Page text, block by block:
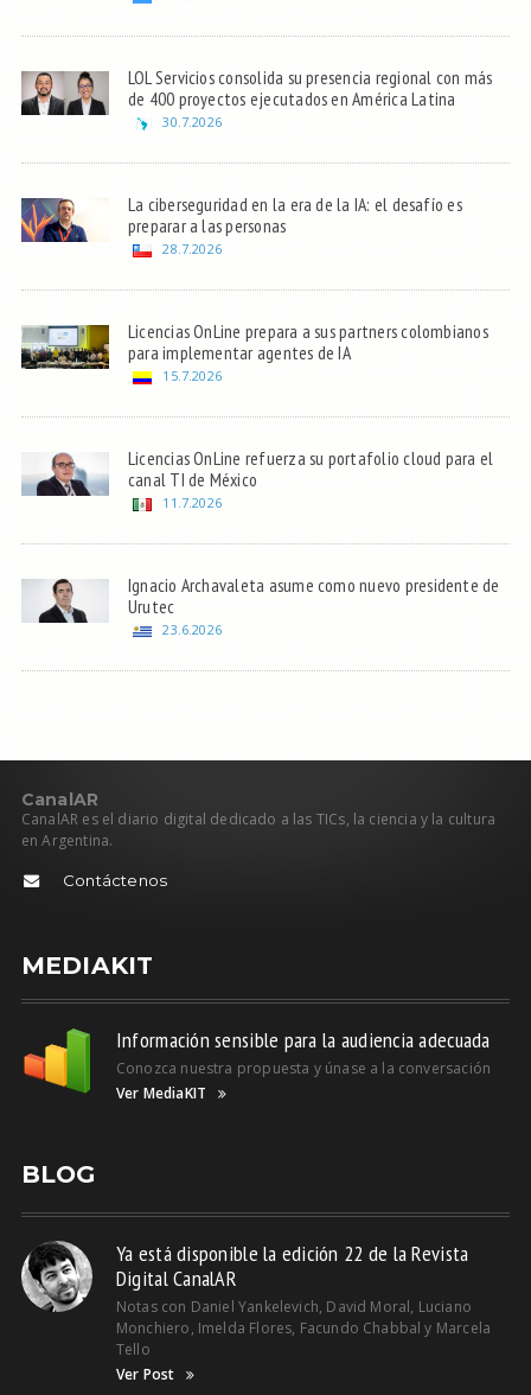
LOL Servicios consolida su presencia regional con más
de 400 proyectos ejecutados en América Latina
30.7.2026
La ciberseguridad en la era de la IA: el desafío es
preparar a las personas
28.7.2026
Licencias OnLine prepara a sus partners colombianos
para implementar agentes de IA
15.7.2026
Licencias OnLine refuerza su portafolio cloud para el
canal TI de México
11.7.2026
Ignacio Archavaleta asume como nuevo presidente de
Urutec
23.6.2026
CanalAR
CanalAR es el diario digital dedicado a las TICs, la ciencia y la cultura
en Argentina.
Contáctenos
MEDIAKIT
Información sensible para la audiencia adecuada
Conozca nuestra propuesta y únase a la conversación
Ver MediaKIT
BLOG
Ya está disponible la edición 22 de la Revista
Digital CanalAR
Notas con Daniel Yankelevich, David Moral, Luciano
Monchiero, Imelda Flores, Facundo Chabbal y Marcela
Tello
Ver Post